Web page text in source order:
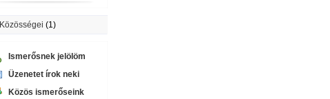
Közösségei (1)
Ismerősnek jelölöm
Üzenetet írok neki
Közös ismerőseink